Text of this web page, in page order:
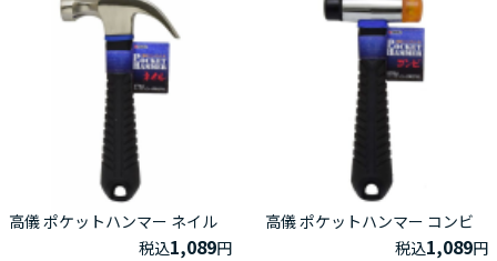
高儀 ポケットハンマー ネイル
税込1,089円
高儀 ポケットハンマー コンビ
税込1,089円